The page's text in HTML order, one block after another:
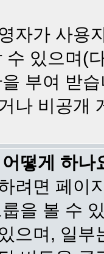
자가 사용
수 있으며(
부여 받
나 비공개
떻게 하나
려면 페이
을 볼 수
으며, 일